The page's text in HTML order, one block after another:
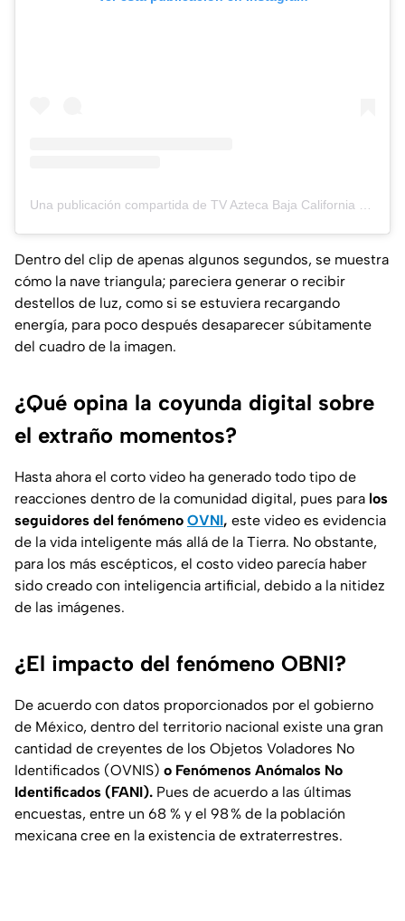
Dentro del clip de apenas algunos segundos, se muestra
cómo la nave triangula; pareciera generar o recibir
destellos de luz, como si se estuviera recargando
energía, para poco después desaparecer súbitamente
del cuadro de la imagen.
¿Qué opina la coyunda digital sobre
el extraño momentos?
Hasta ahora el corto video ha generado todo tipo de
reacciones dentro de la comunidad digital, pues para los
seguidores del fenómeno OVNI, este video es evidencia
de la vida inteligente más allá de la Tierra. No obstante,
para los más escépticos, el costo video parecía haber
sido creado con inteligencia artificial, debido a la nitidez
de las imágenes.
¿El impacto del fenómeno OBNI?
De acuerdo con datos proporcionados por el gobierno
de México, dentro del territorio nacional existe una gran
cantidad de creyentes de los Objetos Voladores No
Identificados (OVNIS) o Fenómenos Anómalos No
Identificados (FANI). Pues de acuerdo a las últimas
encuestas, entre un 68 % y el 98 % de la población
mexicana cree en la existencia de extraterrestres.